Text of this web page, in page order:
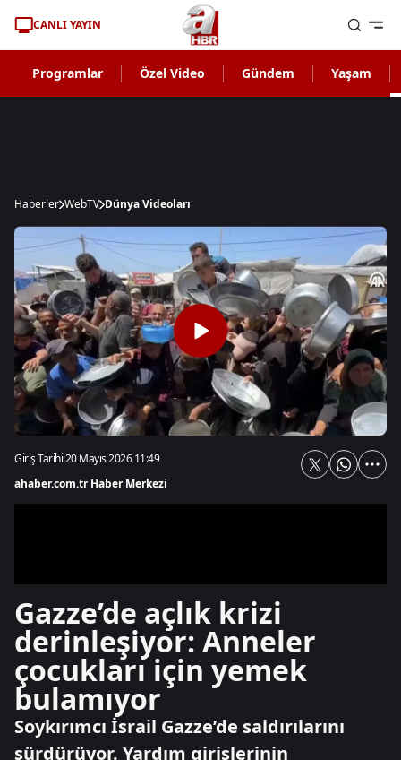
CANLI YAYIN
Programlar Özel Video Gündem Yaşam
Haberler WebTV Dünya Videoları
Giriş Tarihi:20 Mayıs 2026 11:49
ahaber.com.tr Haber Merkezi
Gazze’de açlık krizi
derinleşiyor: Anneler
çocukları için yemek
bulamıyor
Soykırımcı İsrail Gazze’de saldırılarını
sürdürüyor. Yardım girişlerinin